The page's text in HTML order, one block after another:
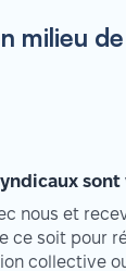
milieu
nous et
ce soit pour
collective